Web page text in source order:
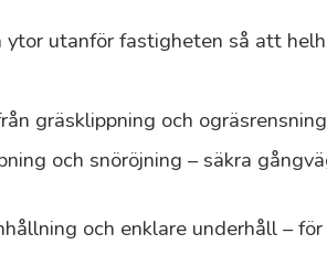
ytor utanför fastigheten så att
gräsklippning och
och snöröjning – säkra
och enklare underhåll –